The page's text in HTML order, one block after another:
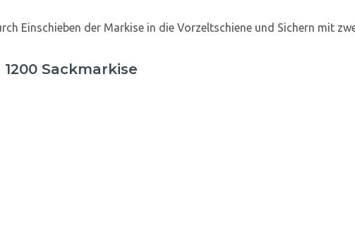
Einschieben der Markise in die Vorzeltschiene und Sichern mit
Sackmarkise